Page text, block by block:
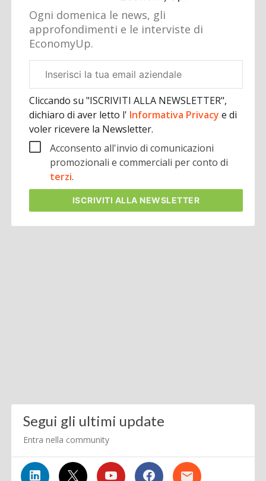
Ogni domenica le news, gli
approfondimenti e le interviste di
EconomyUp.
aziendale
Cliccando su "ISCRIVITI ALLA NEWSLETTER",
dichiaro di aver letto l' Informativa Privacye di
voler ricevere la Newsletter.
Acconsento all'invio di comunicazioni
promozionali e commerciali per conto di
terzi.
ISCRIVITI ALLA NEWSLETTER
Segui gli ultimi update
Entra nella community